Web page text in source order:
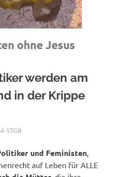
werden am
in der Krippe
STGB
und Feministen
auf Leben für ALLE